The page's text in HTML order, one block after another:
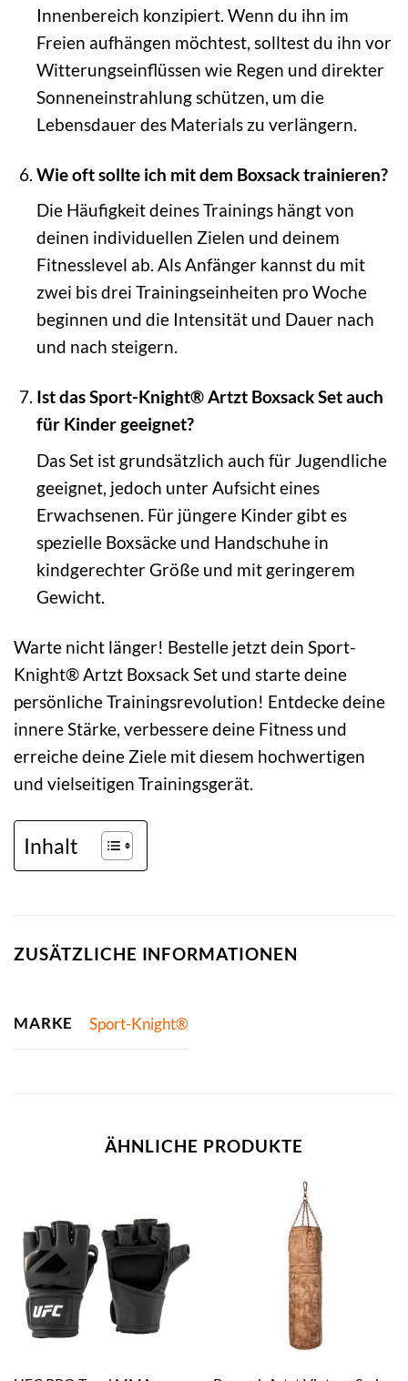
Innenbereich konzipiert. Wenn du ihn im
Freien aufhängen möchtest, solltest du ihn vor
Witterungseinflüssen wie Regen und direkter
Sonneneinstrahlung schützen, um die
Lebensdauer des Materials zu verlängern.
Wie oft sollte ich mit dem Boxsack trainieren?
Die Häufigkeit deines Trainings hängt von
deinen individuellen Zielen und deinem
Fitnesslevel ab. Als Anfänger kannst du mit
zwei bis drei Trainingseinheiten pro Woche
beginnen und die Intensität und Dauer nach
und nach steigern.
Ist das Sport-Knight® Artzt Boxsack Set auch
für Kinder geeignet?
Das Set ist grundsätzlich auch für Jugendliche
geeignet, jedoch unter Aufsicht eines
Erwachsenen. Für jüngere Kinder gibt es
spezielle Boxsäcke und Handschuhe in
kindgerechter Größe und mit geringerem
Gewicht.
Warte nicht länger! Bestelle jetzt dein Sport-
Knight® Artzt Boxsack Set und starte deine
persönliche Trainingsrevolution! Entdecke deine
innere Stärke, verbessere deine Fitness und
erreiche deine Ziele mit diesem hochwertigen
und vielseitigen Trainingsgerät.
Inhalt
ZUSÄTZLICHE INFORMATIONEN
MARKE Sport-Knight®
ÄHNLICHE PRODUKTE